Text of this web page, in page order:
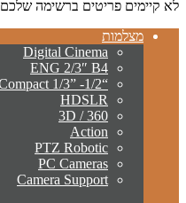
לא קיימים פריטים ברשימה שלכם
מצלמות
Digital Cinema
ENG 2/3″ B4
“Compact 1/3” -1/2
HDSLR
3D / 360
Action
PTZ Robotic
PC Cameras
Camera Support